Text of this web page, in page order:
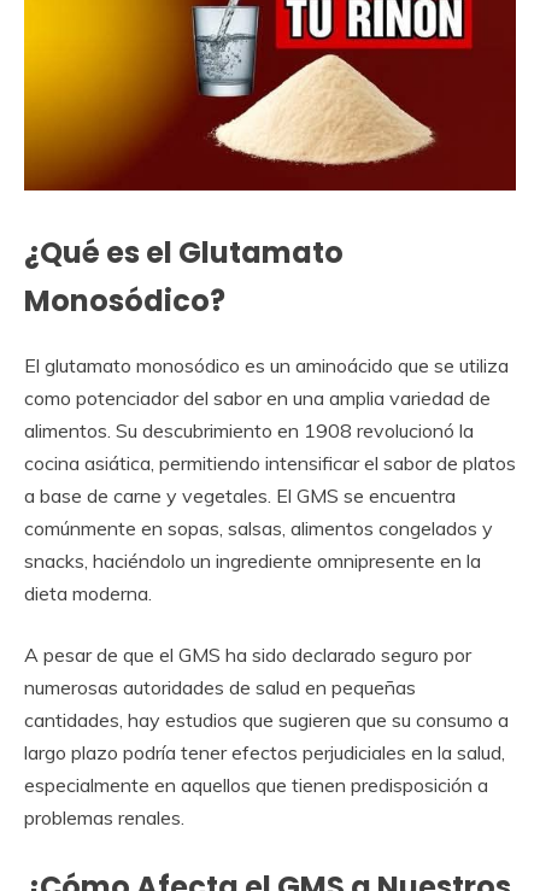
¿Qué es el Glutamato
Monosódico?
El glutamato monosódico es un aminoácido que se utiliza
como potenciador del sabor en una amplia variedad de
alimentos. Su descubrimiento en 1908 revolucionó la
cocina asiática, permitiendo intensificar el sabor de platos
a base de carne y vegetales. El GMS se encuentra
comúnmente en sopas, salsas, alimentos congelados y
snacks, haciéndolo un ingrediente omnipresente en la
dieta moderna.
A pesar de que el GMS ha sido declarado seguro por
numerosas autoridades de salud en pequeñas
cantidades, hay estudios que sugieren que su consumo a
largo plazo podría tener efectos perjudiciales en la salud,
especialmente en aquellos que tienen predisposición a
problemas renales.